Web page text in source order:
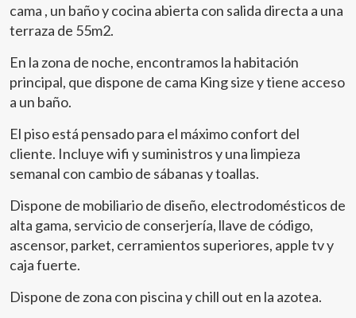
cama , un baño y cocina abierta con salida directa a una
terraza de 55m2.
En la zona de noche, encontramos la habitación
principal, que dispone de cama King size y tiene acceso
a un baño.
El piso está pensado para el máximo confort del
cliente. Incluye wifi y suministros y una limpieza
semanal con cambio de sábanas y toallas.
Dispone de mobiliario de diseño, electrodomésticos de
alta gama, servicio de conserjería, llave de código,
ascensor, parket, cerramientos superiores, apple tv y
caja fuerte.
Dispone de zona con piscina y chill out en la azotea.